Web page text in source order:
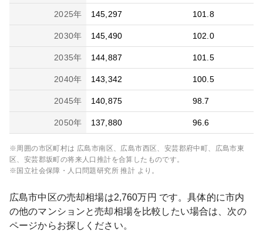
2025年 145,297 101.8
2030年 145,490 102.0
2035年 144,887 101.5
2040年 143,342 100.5
2045年 140,875 98.7
2050年 137,880 96.6
※周囲の市区町村は 広島市南区、広島市西区、安芸郡府中町、広島市東
区、安芸郡坂町の将来人口推計を合算したものです。
※国立社会保障・人口問題研究所 推計 より。
広島市中区の売却相場は2,760万円 です。具体的に市内
の他のマンションと売却相場を比較したい場合は、次の
ページからお探しください。